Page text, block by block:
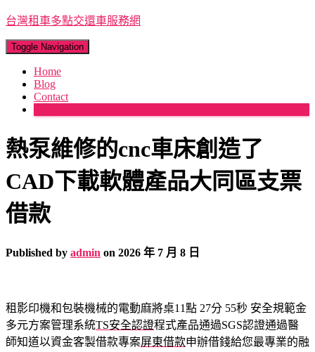
台灣租車多點交還車服務網
Toggle Navigation
Home
Blog
Contact
熱泵維修的cnc車床創造了
CAD下載軟體產品大同區支票
借款
Published by admin on 2026 年 7 月 8 日
租影印機和包裝機械的電動麻將桌11點 27分 55秒 安全規範金
多元方案管理系統TS安全認證程式產品通過SGS認證通過醫
師知道以資金客製借款專案屏東借款申辦借錢給您最專業的融